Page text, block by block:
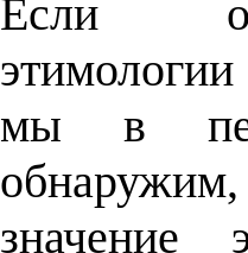
Если
мы в
значение